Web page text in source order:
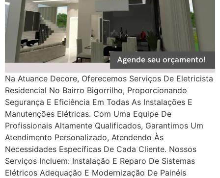
Na Atuance Decore, Oferecemos Serviços De Eletricista
Residencial No Bairro Bigorrilho, Proporcionando
Segurança E Eficiência Em Todas As Instalações E
Manutenções Elétricas. Com Uma Equipe De
Profissionais Altamente Qualificados, Garantimos Um
Atendimento Personalizado, Atendendo Às
Necessidades Específicas De Cada Cliente. Nossos
Serviços Incluem: Instalação E Reparo De Sistemas
Elétricos Adequação E Modernização De Painéis